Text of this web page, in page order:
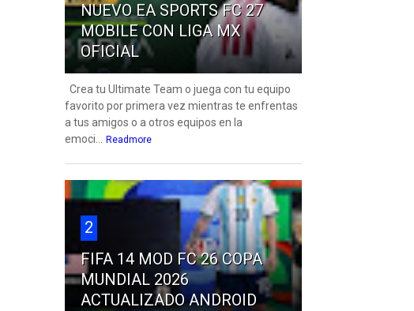
NUEVO EA SPORTS FC 27
MOBILE CON LIGA MX
OFICIAL
Crea tu Ultimate Team o juega con tu equipo
favorito por primera vez mientras te enfrentas
a tus amigos o a otros equipos en la
emoci...
Readmore
2
FIFA 14 MOD FC 26 COPA
MUNDIAL 2026
ACTUALIZADO ANDROID